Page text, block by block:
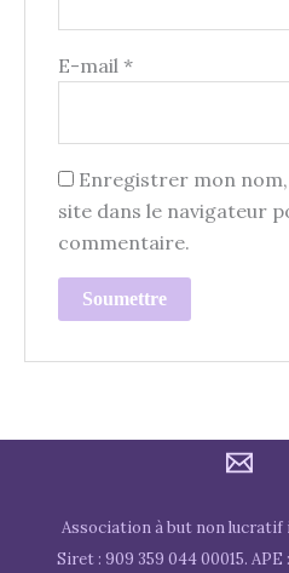
E-mail *
Enregistrer mon
site dans le navigateur
commentaire.
Association à but non lucratif
Siret : 909 359 044 00015. APE